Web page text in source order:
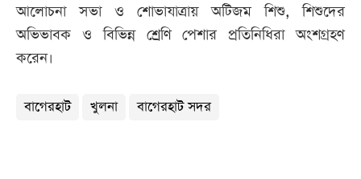
আলোচনা সভা ও শোভাযাত্রায় অটিজম শিশু, শিশুদের
অভিভাবক ও বিভিন্ন শ্রেণি পেশার প্রতিনিধিরা অংশগ্রহণ
করেন।
বাগেরহাট খুলনা বাগেরহাট সদর